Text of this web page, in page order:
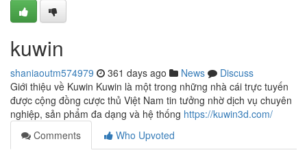
kuwin
shaniaoutm574979 361 days ago News
Discuss
Giới thiệu về Kuwin Kuwin là một trong những nhà cái trực tuyến
được cộng đồng cược thủ Việt Nam tin tưởng nhờ dịch vụ chuyên
nghiệp, sản phẩm đa dạng và hệ thống https://kuwin3d.com/
Comments
Who Upvoted